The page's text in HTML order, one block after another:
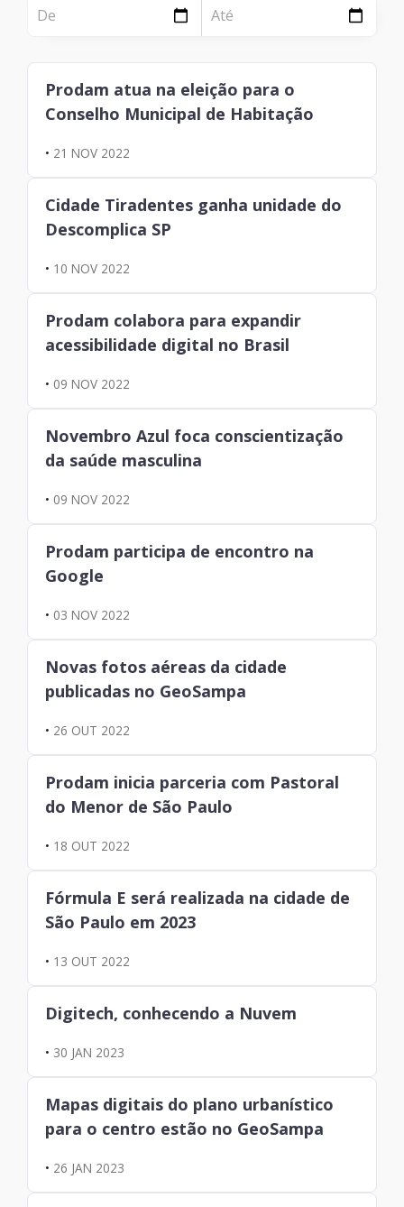
Página
Notícia
NOTÍCIA
Tecnologia
Gestão de Tecnologia
PÁGINA
Reconhecimento
Prodam atua na eleição para o
Conselho Municipal de Habitação
• 21 NOV 2022
Cidade Tiradentes ganha unidade do
Descomplica SP
• 10 NOV 2022
Prodam colabora para expandir
acessibilidade digital no Brasil
• 09 NOV 2022
Novembro Azul foca conscientização
da saúde masculina
• 09 NOV 2022
Prodam participa de encontro na
Google
• 03 NOV 2022
Novas fotos aéreas da cidade
publicadas no GeoSampa
• 26 OUT 2022
Prodam inicia parceria com Pastoral
do Menor de São Paulo
• 18 OUT 2022
Fórmula E será realizada na cidade de
São Paulo em 2023
• 13 OUT 2022
Digitech, conhecendo a Nuvem
• 30 JAN 2023
Mapas digitais do plano urbanístico
para o centro estão no GeoSampa
• 26 JAN 2023